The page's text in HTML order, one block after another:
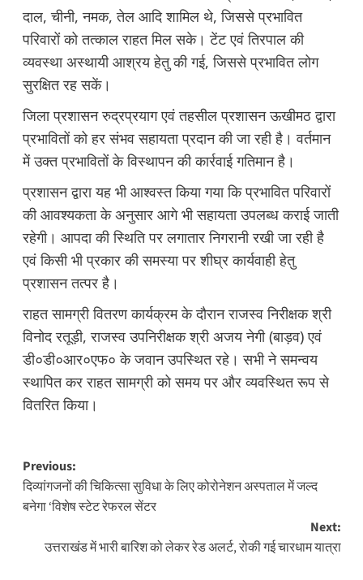
दाल, चीनी, नमक, तेल आदि शामिल थे, जिससे प्रभावित
परिवारों को तत्काल राहत मिल सके। टेंट एवं तिरपाल की
व्यवस्था अस्थायी आश्रय हेतु की गई, जिससे प्रभावित लोग
सुरक्षित रह सकें।
जिला प्रशासन रुद्रप्रयाग एवं तहसील प्रशासन ऊखीमठ द्वारा
प्रभावितों को हर संभव सहायता प्रदान की जा रही है। वर्तमान
में उक्त प्रभावितों के विस्थापन की कार्रवाई गतिमान है।
प्रशासन द्वारा यह भी आश्वस्त किया गया कि प्रभावित परिवारों
की आवश्यकता के अनुसार आगे भी सहायता उपलब्ध कराई जाती
रहेगी। आपदा की स्थिति पर लगातार निगरानी रखी जा रही है
एवं किसी भी प्रकार की समस्या पर शीघ्र कार्यवाही हेतु
प्रशासन तत्पर है।
राहत सामग्री वितरण कार्यक्रम के दौरान राजस्व निरीक्षक श्री
विनोद रतूड़ी, राजस्व उपनिरीक्षक श्री अजय नेगी (बाड़व) एवं
डी०डी०आर०एफ० के जवान उपस्थित रहे। सभी ने समन्वय
स्थापित कर राहत सामग्री को समय पर और व्यवस्थित रूप से
वितरित किया।
Post
navigation
Previous:
दिव्यांगजनों की चिकित्सा सुविधा के लिए कोरोनेशन अस्पताल में जल्द
बनेगा ‘विशेष स्टेट रेफरल सेंटर
Next:
उत्तराखंड में भारी बारिश को लेकर रेड अलर्ट, रोकी गई चारधाम यात्रा